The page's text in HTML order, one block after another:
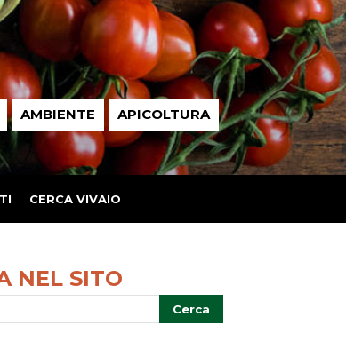
AMBIENTE APICOLTURA
CERCA VIVAIO
NEL SITO